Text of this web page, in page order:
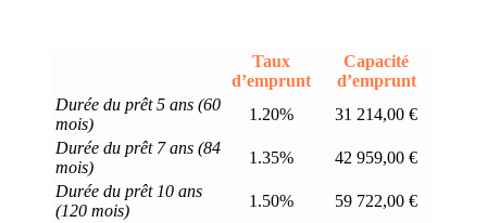
Taux
d’emprunt
Capacité
d’emprunt
Durée du prêt 5 ans (60
mois)
1.20%
31 214,00 €
Durée du prêt 7 ans (84
mois)
1.35%
42 959,00 €
Durée du prêt 10 ans
(120 mois)
1.50%
59 722,00 €